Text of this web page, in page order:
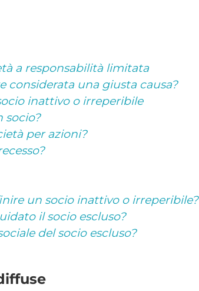
a responsabilità limitata
considerata una giusta causa?
inattivo o irreperibile
socio?
per azioni?
un socio inattivo o irreperibile?
il socio escluso?
del socio escluso?